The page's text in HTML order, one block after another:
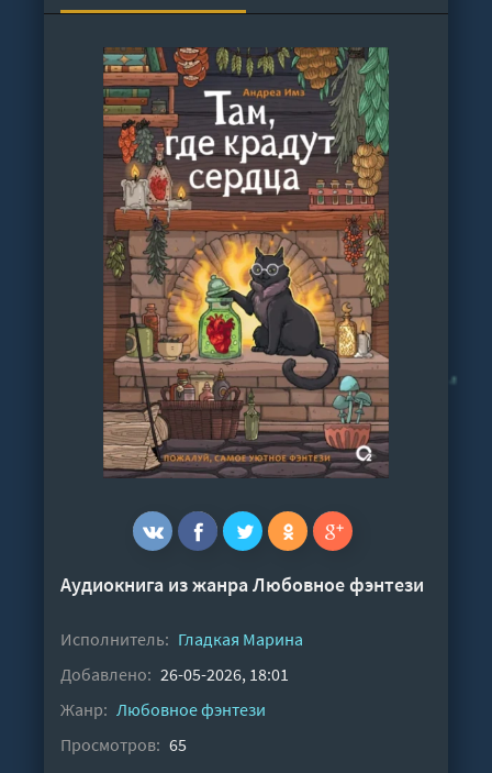
АУДИОКНИГЕ
Аудиокнига из жанраЛюбовное фэнтези
Исполнитель: Гладкая Марина
Добавлено: 26-05-2026, 18:01
Жанр: Любовное фэнтези
Просмотров: 65